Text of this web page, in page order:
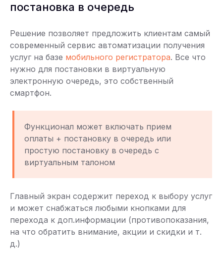
постановка в очередь
Решение позволяет предложить клиентам самый
современный сервис автоматизации получения
услуг на базе мобильного регистратора. Все что
нужно для постановки в виртуальную
электронную очередь, это собственный
смартфон.
Функционал может включать прием
оплаты + постановку в очередь или
простую постановку в очередь с
виртуальным талоном
Главный экран содержит переход к выбору услуг
и может снабжаться любыми кнопками для
перехода к доп.информации (противопоказания,
на что обратить внимание, акции и скидки и т.
д.)